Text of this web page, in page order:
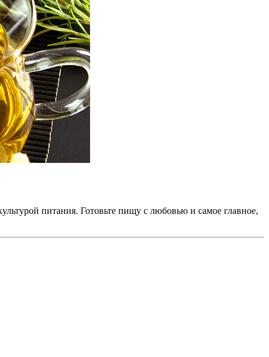
питания. Готовьте пищу с любовью и самое главное,